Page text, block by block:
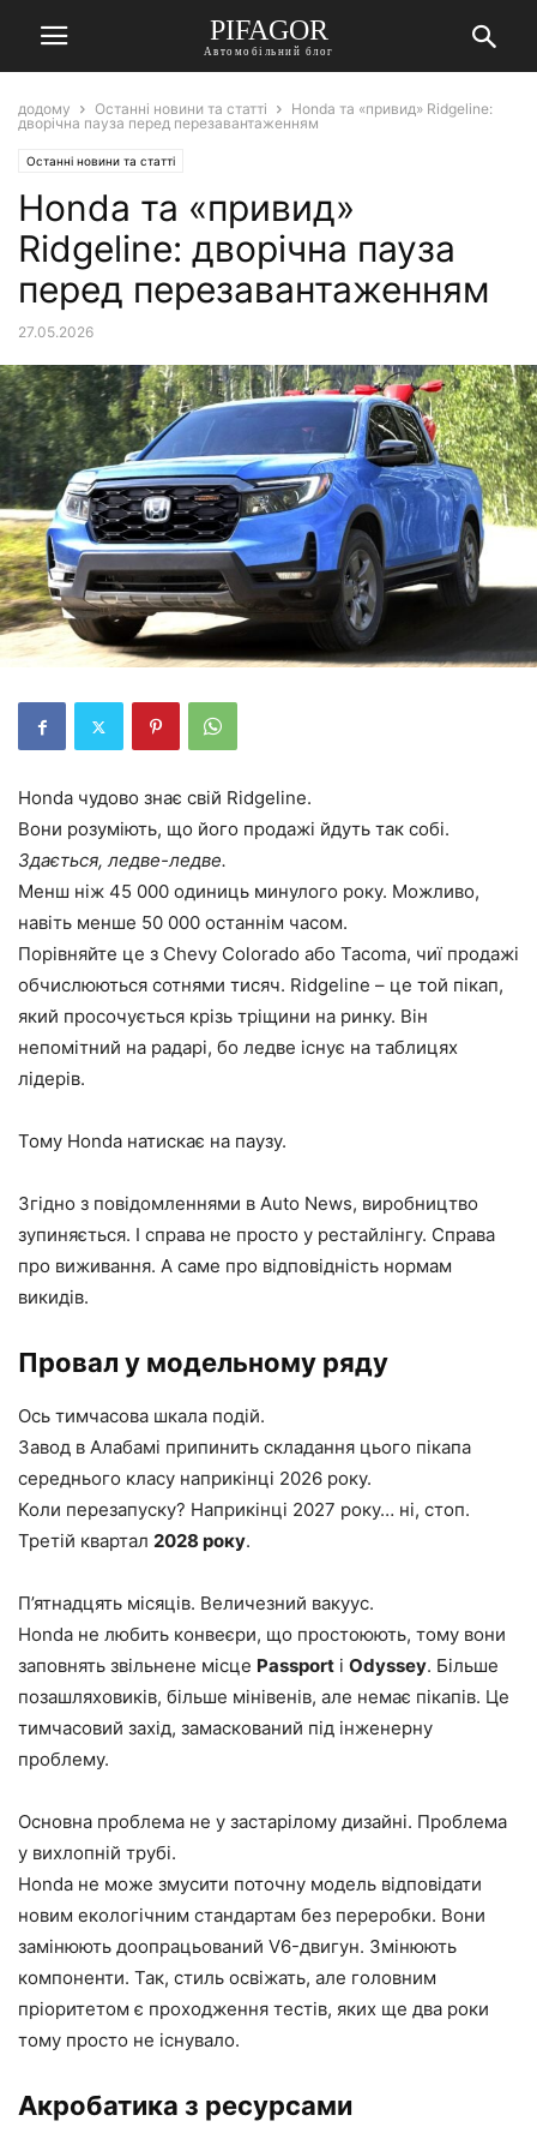
PIFAGOR
Автомобільний блог
додому Останні новини та статті
Honda та «привид» Ridgeline:
дворічна пауза перед перезавантаженням
Останні новини та статті
Honda та «привид»
Ridgeline: дворічна пауза
перед перезавантаженням
27.05.2026
Honda чудово знає свій Ridgeline.
Вони розуміють, що його продажі йдуть так собі.
Здається, ледве-ледве.
Менш ніж 45 000 одиниць минулого року. Можливо,
навіть менше 50 000 останнім часом.
Порівняйте це з Chevy Colorado або Tacoma, чиї продажі
обчислюються сотнями тисяч. Ridgeline – це той пікап,
який просочується крізь тріщини на ринку. Він
непомітний на радарі, бо ледве існує на таблицях
лідерів.
Тому Honda натискає на паузу.
Згідно з повідомленнями в Auto News, виробництво
зупиняється. І справа не просто у рестайлінгу. Справа
про виживання. А саме про відповідність нормам
викидів.
Провал у модельному ряду
Ось тимчасова шкала подій.
Завод в Алабамі припинить складання цього пікапа
середнього класу наприкінці 2026 року.
Коли перезапуску? Наприкінці 2027 року… ні, стоп.
Третій квартал 2028 року.
П’ятнадцять місяців. Величезний вакуус.
Honda не любить конвеєри, що простоюють, тому вони
заповнять звільнене місце Passport і Odyssey. Більше
позашляховиків, більше мінівенів, але немає пікапів. Це
тимчасовий захід, замаскований під інженерну
проблему.
Основна проблема не у застарілому дизайні. Проблема
у вихлопній трубі.
Honda не може змусити поточну модель відповідати
новим екологічним стандартам без переробки. Вони
замінюють доопрацьований V6-двигун. Змінюють
компоненти. Так, стиль освіжать, але головним
пріоритетом є проходження тестів, яких ще два роки
тому просто не існувало.
Акробатика з ресурсами